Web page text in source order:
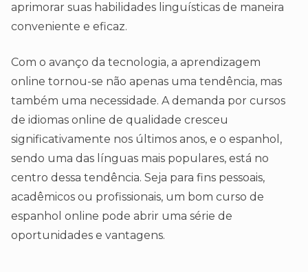
aprimorar suas habilidades linguísticas de maneira
conveniente e eficaz.
Com o avanço da tecnologia, a aprendizagem
online tornou-se não apenas uma tendência, mas
também uma necessidade. A demanda por cursos
de idiomas online de qualidade cresceu
significativamente nos últimos anos, e o espanhol,
sendo uma das línguas mais populares, está no
centro dessa tendência. Seja para fins pessoais,
acadêmicos ou profissionais, um bom curso de
espanhol online pode abrir uma série de
oportunidades e vantagens.